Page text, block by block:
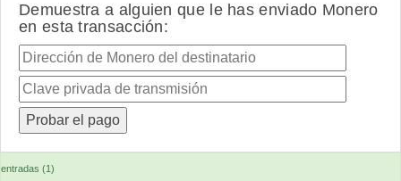
Demuestra a alguien que le has enviado Monero
en esta transacción:
entradas (1)